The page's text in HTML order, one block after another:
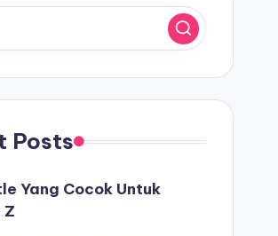
Posts
Yang Cocok Untuk
Z